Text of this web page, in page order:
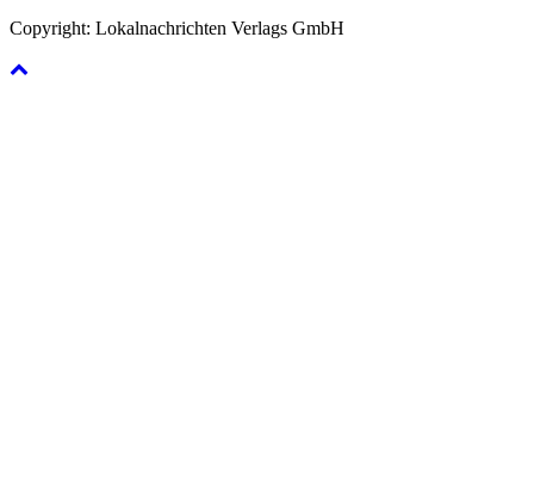
Copyright: Lokalnachrichten Verlags GmbH